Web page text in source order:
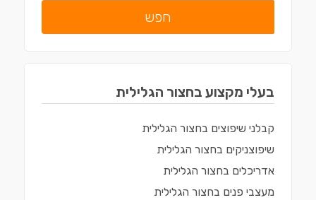
חפש
בעלי מקצוע בחצור הגלילית
קבלני שיפוצים בחצור הגלילית
שיפוצניקים בחצור הגלילית
אדריכלים בחצור הגלילית
מעצבי פנים בחצור הגלילית